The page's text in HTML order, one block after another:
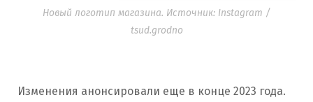
Новый логотип магазина. Источник: Instagram /
tsud.grodno
Изменения анонсировали еще в конце 2023 года.